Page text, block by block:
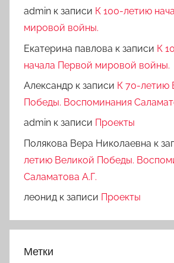
admin к записи К 100-летию
мировой войны.
Екатерина павлова к записи К
начала Первой мировой войны.
Александр к записи К 70-летию
Победы. Воспоминания
admin к записи Проекты
Полякова Вера Николаевна к
летию Великой Победы.
Саламатова А.Г.
леонид к записи Проекты
Метки